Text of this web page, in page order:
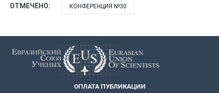
ОТМЕЧЕНО: КОНФЕРЕНЦИЯ №30
ОПЛАТА ПУБЛИКАЦИИ